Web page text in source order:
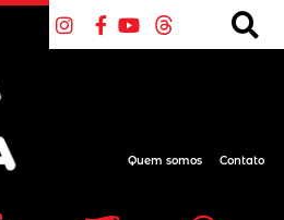
Quem somos Contato